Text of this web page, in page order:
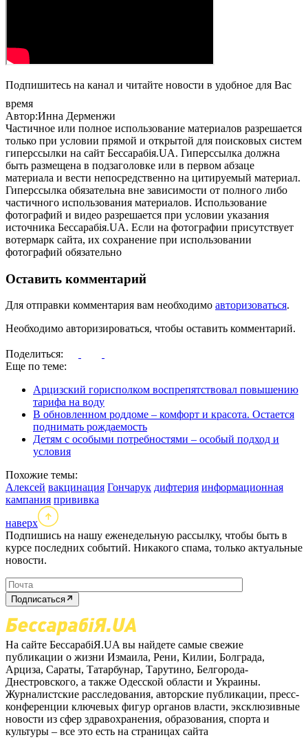
Подпишитесь на канал и читайте новости в удобное для Вас
время
Автор:Инна Дерменжи
Частичное или полное использование материалов разрешается
только при условии прямой и открытой для поисковых систем
гиперссылки на сайт Бессарабія.UA. Гиперссылка должна
быть размещена в подзаголовке или в первом абзаце
материала и вести непосредственно на цитируемый материал.
Гиперссылка обязательна вне зависимости от полного либо
частичного использования материалов. Использование
фотографий и видео разрешается при условии указания
источника Бессарабія.UA. Если на фотографии присутствует
вотермарк сайта, их сохранение при использовании
фотографий обязательно
Оставить комментарий
Для отправки комментария вам необходимо авторизоваться.
Необходимо авторизироваться, чтобы оставить комментарий.
Поделиться:
Еще по теме:
Арцизский горисполком воспрепятствовал повышению
тарифа на воду
В обновленном роддоме – комфорт и красота. Остается
поднимать рождаемость
Детям с особыми потребностями – особый подход и
условия
Похожие темы:
Алексей вакцинация Гончарук дифтерия информационная
кампания прививка
наверх
Подпишись на нашу еженедельную рассылку, чтобы быть в
курсе последних событий. Никакого спама, только актуальные
новости.
Подписаться
На сайте БессарабіЯ.UA вы найдете самые свежие
публикации о жизни Измаила, Рени, Килии, Болграда,
Арциза, Сараты, Татарбунар, Тарутино, Белгорода-
Днестровского, а также Одесской области и Украины.
Журналистские расследования, авторские публикации, пресс-
конференции ключевых фигур органов власти, эксклюзивные
новости из сфер здравохранения, образования, спорта и
культуры – все это есть на страницах сайта